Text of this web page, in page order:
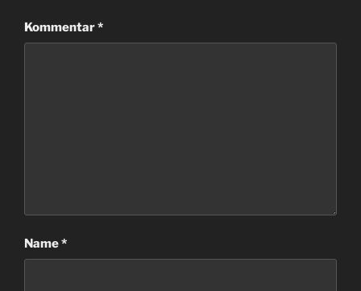
Kommentar*
Name*